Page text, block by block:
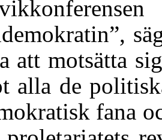
att motsätta
alla de
fana